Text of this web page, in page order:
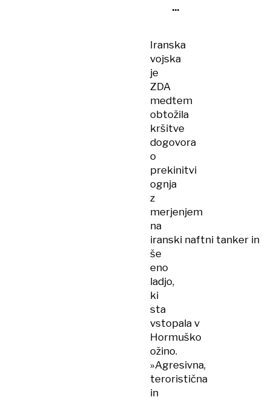
Iran
mesecev
brez
zdrži
ameriško
blokado
Iranska
vojska
je
ZDA
medtem
obtožila
kršitve
dogovora
o
prekinitvi
ognja
z
merjenjem
na
iranski naftni tanker in
še
eno
ladjo,
ki
sta
vstopala v
Hormuško
ožino.
»Agresivna,
teroristična
in